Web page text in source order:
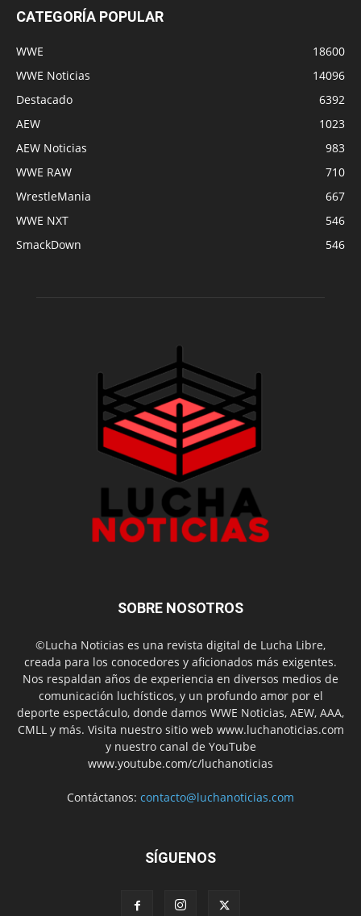
CATEGORÍA POPULAR
WWE
18600
WWE Noticias
14096
Destacado
6392
AEW
1023
AEW Noticias
983
WWE RAW
710
WrestleMania
667
WWE NXT
546
SmackDown
546
SOBRE NOSOTROS
©Lucha Noticias es una revista digital de Lucha Libre,
creada para los conocedores y aficionados más exigentes.
Nos respaldan años de experiencia en diversos medios de
comunicación luchísticos, y un profundo amor por el
deporte espectáculo, donde damos WWE Noticias, AEW, AAA,
CMLL y más. Visita nuestro sitio web www.luchanoticias.com
y nuestro canal de YouTube
www.youtube.com/c/luchanoticias
Contáctanos: contacto@luchanoticias.com
SÍGUENOS